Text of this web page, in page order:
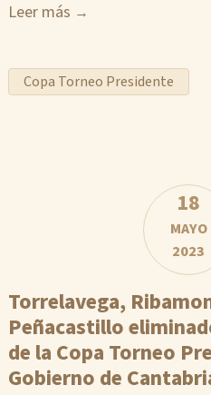
Leer más
Copa Torneo Presidente
18
MAYO
2023
Torrelavega,
Peñacastillo
de la Copa Torneo
Gobierno de